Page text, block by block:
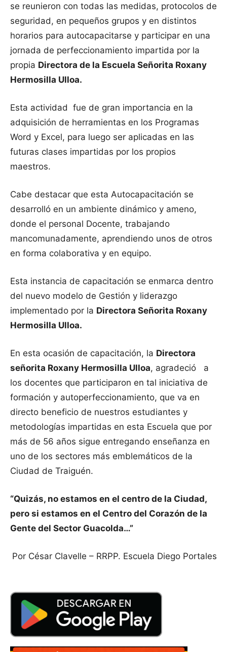
se reunieron con todas las medidas, protocolos de
seguridad, en pequeños grupos y en distintos
horarios para autocapacitarse y participar en una
jornada de perfeccionamiento impartida por la
propia Directora de la Escuela Señorita Roxany
Hermosilla Ulloa.
Esta actividad fue de gran importancia en la
adquisición de herramientas en los Programas
Word y Excel, para luego ser aplicadas en las
futuras clases impartidas por los propios
maestros.
Cabe destacar que esta Autocapacitación se
desarrolló en un ambiente dinámico y ameno,
donde el personal Docente, trabajando
mancomunadamente, aprendiendo unos de otros
en forma colaborativa y en equipo.
Esta instancia de capacitación se enmarca dentro
del nuevo modelo de Gestión y liderazgo
implementado por la Directora Señorita Roxany
Hermosilla Ulloa.
En esta ocasión de capacitación, la Directora
señorita Roxany Hermosilla Ulloa, agradeció a
los docentes que participaron en tal iniciativa de
formación y autoperfeccionamiento, que va en
directo beneficio de nuestros estudiantes y
metodologías impartidas en esta Escuela que por
más de 56 años sigue entregando enseñanza en
uno de los sectores más emblemáticos de la
Ciudad de Traiguén.
“Quizás, no estamos en el centro de la Ciudad,
pero si estamos en el Centro del Corazón de la
Gente del Sector Guacolda…”
Por César Clavelle – RRPP. Escuela Diego Portales